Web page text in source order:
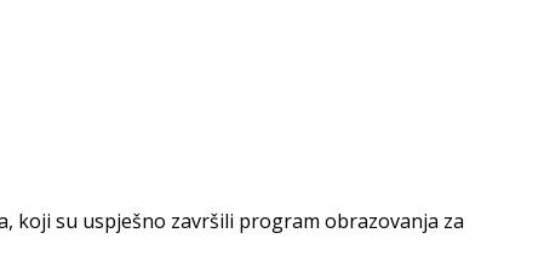
koji su uspješno završili program obrazovanja za